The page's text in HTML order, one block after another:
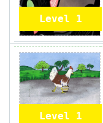
Level 1
Level 1